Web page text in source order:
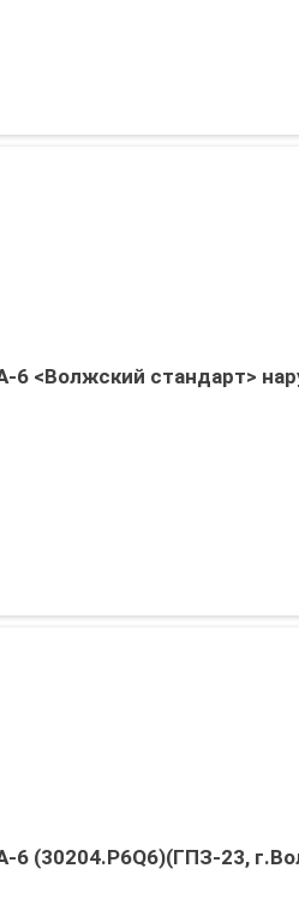
6 <Волжский стандарт>
6 (30204.P6Q6)(ГПЗ-23,